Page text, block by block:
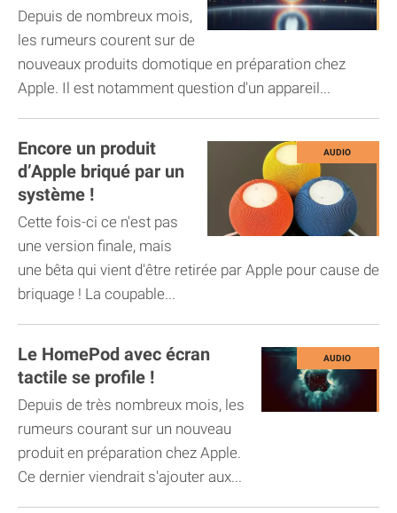
Depuis de nombreux mois,
les rumeurs courent sur de
nouveaux produits domotique en préparation chez
Apple. Il est notamment question d'un appareil...
Encore un produit
d’Apple briqué par un
système !
Cette fois-ci ce n'est pas
une version finale, mais
une bêta qui vient d'être retirée par Apple pour cause de
briquage ! La coupable...
Le HomePod avec écran
tactile se profile !
Depuis de très nombreux mois, les
rumeurs courant sur un nouveau
produit en préparation chez Apple.
Ce dernier viendrait s'ajouter aux...